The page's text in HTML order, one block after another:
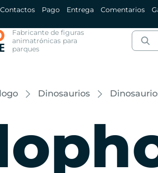
Contactos Pago Entrega Comentarios
Fabricante de figuras
animatrónicas para
parques
Dinosaurios